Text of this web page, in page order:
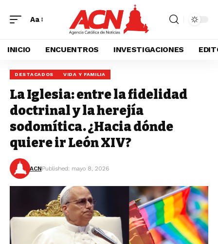
Aa
INICIO ENCUENTROS INVESTIGACIONES
DESTACADOS VIDA Y FAMILIA
La Iglesia: entre la fidelidad
doctrinal y la herejía
sodomítica. ¿Hacia dónde
quiere ir León XIV?
ACNPublished: mayo 8, 2026